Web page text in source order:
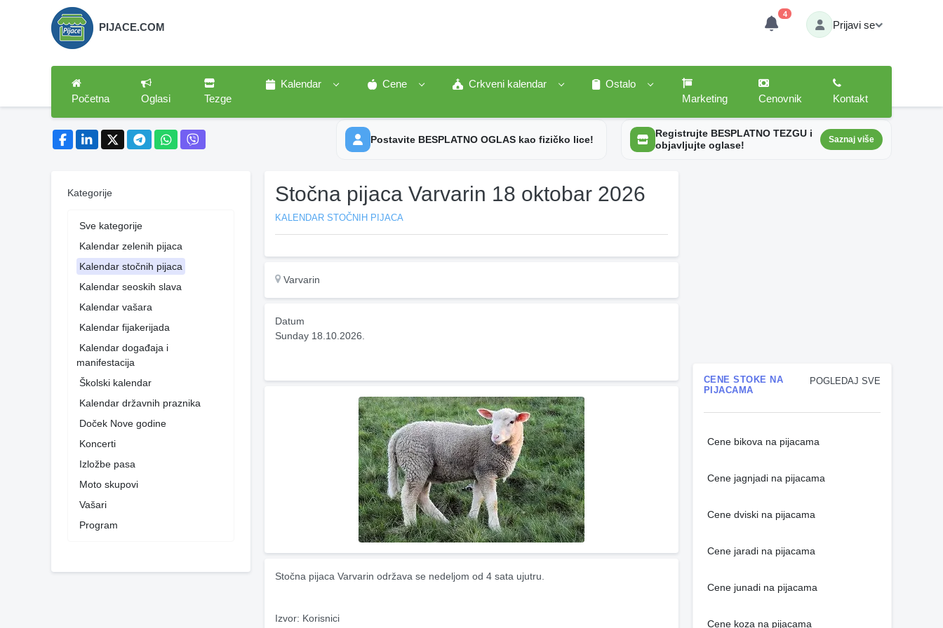
PIJACE.COM
4
Prijavi se
Početna Oglasi Tezge
Kalendar Cene Crkveni kalendar
Ostalo
Marketing
Cenovnik Kontakt
Postavite BESPLATNO OGLAS kao fizičko lice!
Registrujte BESPLATNO TEZGU i
objavljujte oglase!
Saznaj više
Kategorije
Sve kategorije
Kalendar zelenih pijaca
Kalendar stočnih pijaca
Kalendar seoskih slava
Kalendar vašara
Kalendar fijakerijada
Kalendar događaja i
manifestacija
Školski kalendar
Kalendar državnih praznika
Doček Nove godine
Koncerti
Izložbe pasa
Moto skupovi
Vašari
Program
Stočna pijaca Varvarin 18 oktobar 2026
KALENDAR STOČNIH PIJACA
Varvarin
Datum
Sunday 18.10.2026.
Stočna pijaca Varvarin održava se nedeljom od 4 sata ujutru.
Izvor: Korisnici
POGLEDAJ SVE
CENE STOKE NA
PIJACAMA
Cene bikova na pijacama
Cene jagnjadi na pijacama
Cene dviski na pijacama
Cene jaradi na pijacama
Cene junadi na pijacama
Cene koza na pijacama